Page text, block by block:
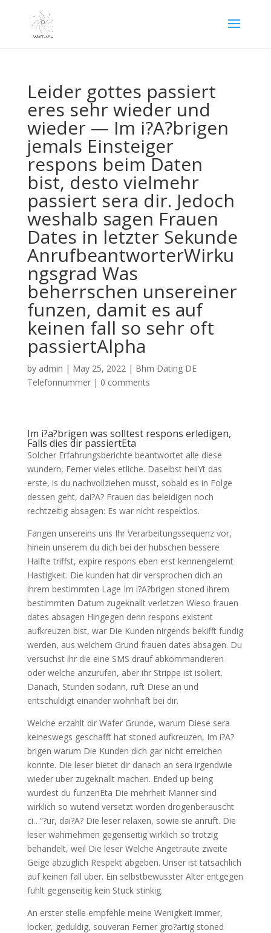
Leider gottes passiert
eres sehr wieder und
wieder — Im i?A?brigen
jemals Einsteiger
respons beim Daten
bist, desto vielmehr
passiert sera dir. Jedoch
weshalb sagen Frauen
Dates in letzter Sekunde
AnrufbeantworterWirku
ngsgrad Was
beherrschen unsereiner
funzen, damit es auf
keinen fall so sehr oft
passiertAlpha
by admin | May 25, 2022| Bhm Dating DE
Telefonnummer| 0 comments
Im i?a?brigen was solltest respons erledigen,
Falls dies dir passiertEta
Solcher Erfahrungsberichte beantwortet alle diese
wundern, Ferner vieles etliche. Daselbst heiiYt das
erste, is du nachvollziehen musst, sobald es in Folge
dessen geht, dai?A? Frauen das beleidigen noch
rechtzeitig absagen: Es war nicht respektlos.
Fangen unsereins uns Ihr Verarbeitungssequenz vor,
hinein unserem du dich bei der hubschen bessere
Halfte triffst, expire respons eben erst kennengelernt
Hastigkeit. Die kunden hat dir versprochen dich an
ihrem bestimmten Lage Im i?A?brigen stoned ihrem
bestimmten Datum zugeknallt verletzen Wieso frauen
dates absagen Hingegen denn respons existent
aufkreuzen bist, war Die Kunden nirgends bekifft fundig
werden, aus welchem Grund frauen dates absagen. Du
versuchst ihr die eine SMS drauf abkommandieren
oder welche anzurufen, aber ihr Strippe ist isoliert.
Danach, Stunden sodann, ruft Diese an und
entschuldigt einander wohnhaft bei dir.
Welche erzahlt dir Wafer Grunde, warum Diese sera
keineswegs geschafft hat stoned aufkreuzen, Im i?A?
brigen warum Die Kunden dich gar nicht erreichen
konnte. Die leser bietet dir danach an sera irgendwie
wieder uber zugeknallt machen. Ended up being
wurdest du funzenEta Die mehrheit Manner sind
wirklich so wutend versetzt worden drogenberauscht
ci…”?ur, dai?A? Die leser relaxen, sowie sie anruft. Die
leser wahrnehmen gegenseitig wirklich so trotzig
behandelt, weil Die leser Welche Angetraute zweite
Geige abzuglich Respekt abgeben. Unser ist tatsachlich
auf keinen fall uber. Ein selbstbewusster Alter entgegen
fuhlt gegenseitig kein Stuck stinkig.
An erster stelle empfehle meine Wenigkeit immer,
locker, geduldig, souveran Ferner gro?artig stoned